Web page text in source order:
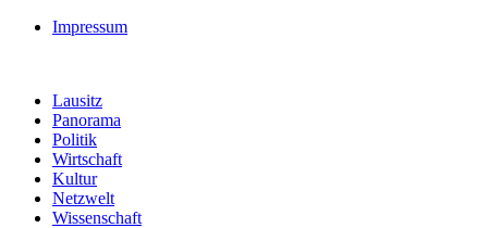
Impressum
Lausitz
Panorama
Politik
Wirtschaft
Kultur
Netzwelt
Wissenschaft